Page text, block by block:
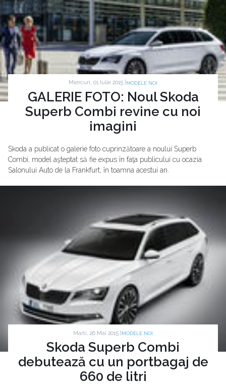
Miercuri, 01 Iulie 2015 | MODELE NOI
GALERIE FOTO: Noul Skoda
Superb Combi revine cu noi
imagini
Skoda a publicat o galerie foto cuprinzătoare a noului Superb
Combi, model aşteptat să fie expus în faţa publicului cu ocazia
Salonului Auto de la Frankfurt, în toamna acestui an.
Marti, 26 Mai 2015 | MODELE NOI
Skoda Superb Combi
debutează cu un portbagaj de
660 de litri